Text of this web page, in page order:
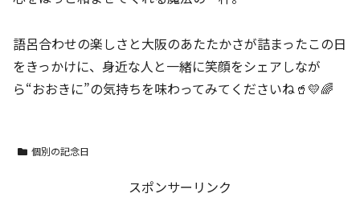
語呂合わせの楽しさと大阪のあたたかさが詰まったこの日
をきっかけに、身近な人と一緒に笑顔をシェアしなが
ら“おおきに”の気持ちを味わってみてくださいね🥤💛🌈
個別の記念日
スポンサーリンク